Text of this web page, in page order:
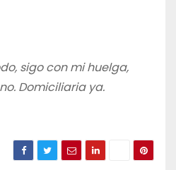
sigo con mi huelga,
Domiciliaria ya.